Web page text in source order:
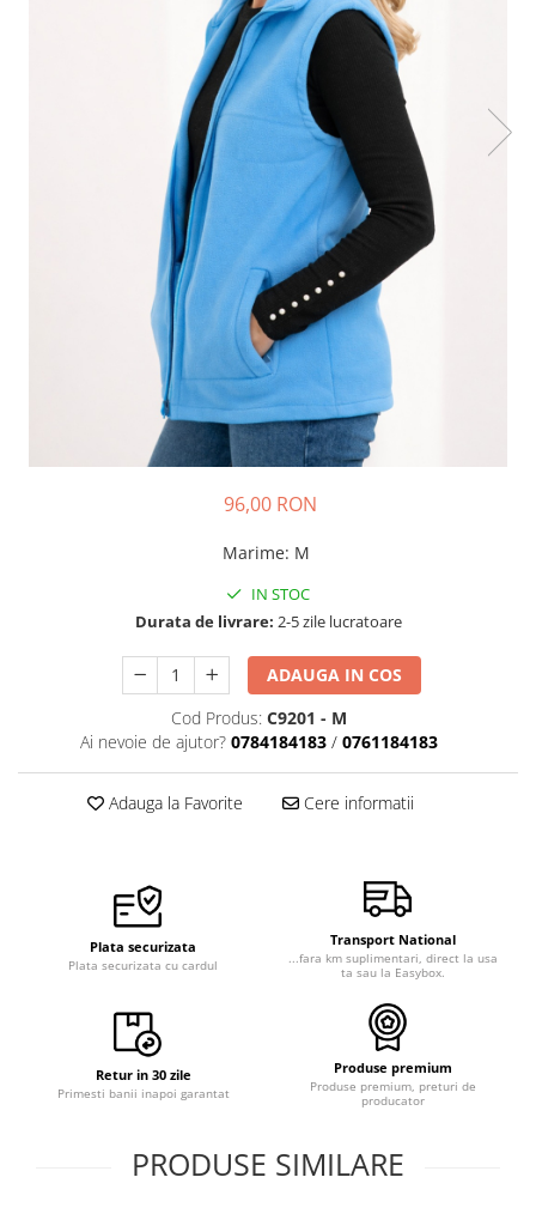
96,00 RON
Marime: M
IN STOC
Durata de livrare: 2-5 zile lucratoare
ADAUGA IN COS
Cod Produs: C9201 - M
Ai nevoie de ajutor? 0784184183 / 0761184183
Adauga la Favorite Cere informatii
Plata securizata
Plata securizata cu cardul
Transport National
...fara km suplimentari, direct la usa
ta sau la Easybox.
Retur in 30 zile
Primesti banii inapoi garantat
Produse premium
Produse premium, preturi de
producator
PRODUSE SIMILARE